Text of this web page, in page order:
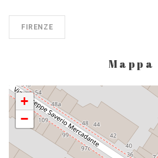
FIRENZE
Mappa
+
−